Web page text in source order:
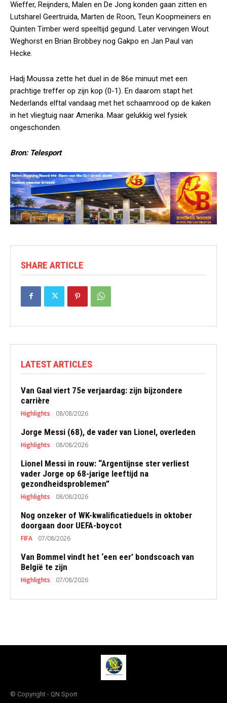
Wieffer, Reijnders, Malen en De Jong konden gaan zitten en
Lutsharel Geertruida, Marten de Roon, Teun Koopmeiners en
Quinten Timber werd speeltijd gegund. Later vervingen Wout
Weghorst en Brian Brobbey nog Gakpo en Jan Paul van
Hecke.
Hadj Moussa zette het duel in de 86e minuut met een
prachtige treffer op zijn kop (0-1). En daarom stapt het
Nederlands elftal vandaag met het schaamrood op de kaken
in het vliegtuig naar Amerika. Maar gelukkig wel fysiek
ongeschonden.
Bron: Telesport
SHARE ARTICLE
LATEST ARTICLES
Van Gaal viert 75e verjaardag: zijn bijzondere
carrière
Highlights 08/08/2026
Jorge Messi (68), de vader van Lionel, overleden
Highlights 08/08/2026
Lionel Messi in rouw: “Argentijnse ster verliest
vader Jorge op 68-jarige leeftijd na
gezondheidsproblemen”
Highlights 08/08/2026
Nog onzeker of WK-kwalificatieduels in oktober
doorgaan door UEFA-boycot
FIFA 07/08/2026
Van Bommel vindt het ‘een eer’ bondscoach van
België te zijn
Highlights 07/08/2026
© Copyright - QN Sport